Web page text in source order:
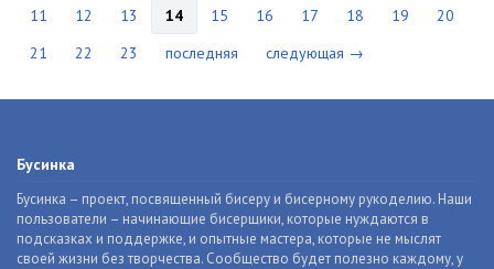
11
12 13 14 15 16 17 18 19
20
21
22 23 последняя следующая →
Бусинка
Бусинка – проект, посвященный бисеру и бисерному рукоделию. Наши
пользователи – начинающие бисерщики, которые нуждаются в
подсказках и поддержке, и опытные мастера, которые не мыслят
своей жизни без творчества. Сообщество будет полезно каждому, у